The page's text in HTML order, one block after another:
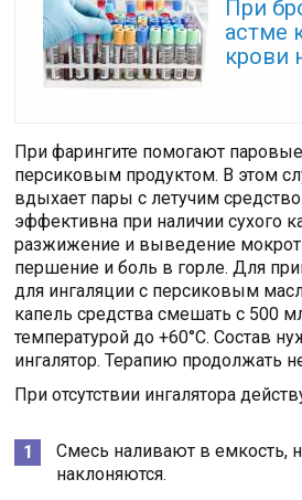
При
астме
крови
При фарингите помогают
персиковым продуктом. В этом
вдыхает пары с летучим
эффективна при наличии сухого
разжижение и выведение
першение и боль в горле. Для
для ингаляции с персиковым
капель средства смешать с 500
температурой до +60°C. Состав
ингалятор. Терапию продолжать
При отсутствии ингалятора
Смесь наливают в емкость,
наклоняются.